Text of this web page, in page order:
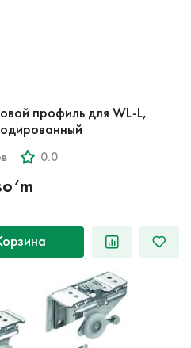
профиль для WL-L,
0.0